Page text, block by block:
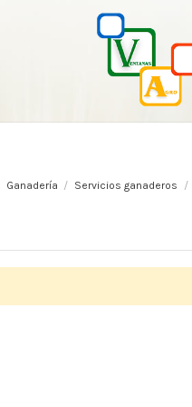
Ganadería Servicios ganaderos